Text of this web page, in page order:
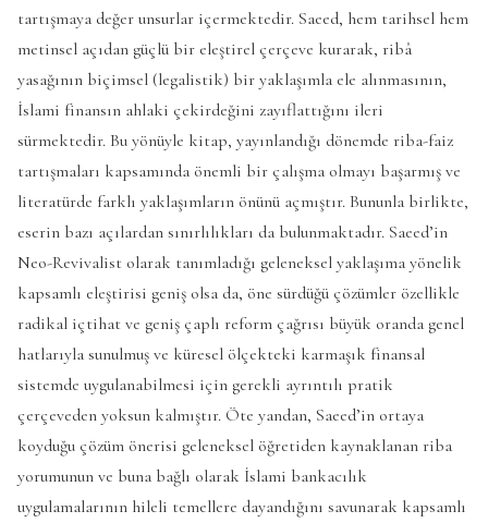
tartışmaya değer unsurlar içermektedir. Saeed, hem tarihsel hem
metinsel açıdan güçlü bir eleştirel çerçeve kurarak, ribâ
yasağının biçimsel (legalistik) bir yaklaşımla ele alınmasının,
İslami finansın ahlaki çekirdeğini zayıflattığını ileri
sürmektedir. Bu yönüyle kitap, yayınlandığı dönemde riba-faiz
tartışmaları kapsamında önemli bir çalışma olmayı başarmış ve
literatürde farklı yaklaşımların önünü açmıştır. Bununla birlikte,
eserin bazı açılardan sınırlılıkları da bulunmaktadır. Saeed’in
Neo-Revivalist olarak tanımladığı geleneksel yaklaşıma yönelik
kapsamlı eleştirisi geniş olsa da, öne sürdüğü çözümler özellikle
radikal içtihat ve geniş çaplı reform çağrısı büyük oranda genel
hatlarıyla sunulmuş ve küresel ölçekteki karmaşık finansal
sistemde uygulanabilmesi için gerekli ayrıntılı pratik
çerçeveden yoksun kalmıştır. Öte yandan, Saeed’in ortaya
koyduğu çözüm önerisi geleneksel öğretiden kaynaklanan riba
yorumunun ve buna bağlı olarak İslami bankacılık
uygulamalarının hileli temellere dayandığını savunarak kapsamlı